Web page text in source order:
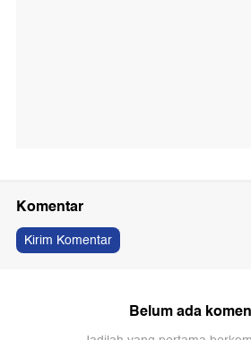
Komentar
Kirim Komentar
Belum ada